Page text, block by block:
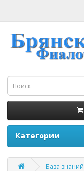
Категории
База знаний